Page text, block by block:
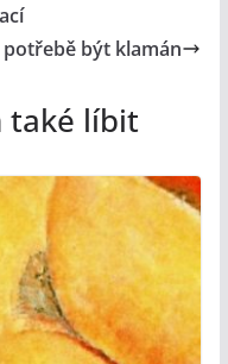
být klamán
také líbit